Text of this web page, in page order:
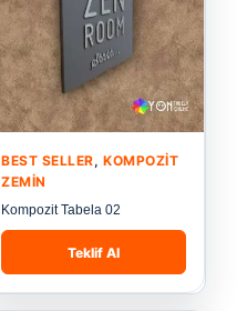
BEST SELLER,KOMPOZIT
ZEMIN
Kompozit Tabela 02
Teklif Al